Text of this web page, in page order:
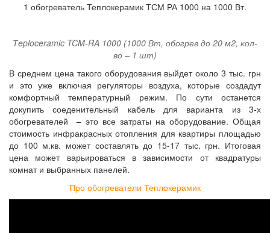
1 обогреватель Теплокерамик ТСМ РА 1000 на 1000 Вт.
Тeploceramic TCM-RA 1000 (1000 Вт, обогрев до 20 м2, кол-
во – 1 шт)
В среднем цена такого оборудования выйдет около 3 тыс. грн
и это уже включая регуляторы воздуха, которые создадут
комфортный температурный режим. По сути останется
докупить соеденительный кабель для варианта из 3-х
обогревателей – это все затраты на оборудование. Общая
стоимость инфракрасных отопления для квартиры площадью
до 100 м.кв. может составлять до 15-17 тыс. грн. Итоговая
цена может варьироваться в зависимости от квадратуры
комнат и выбранных панелей.
Про обогреватели Теплокерамик